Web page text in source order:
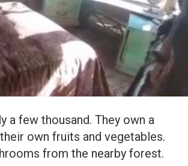
a few thousand. They own a
own fruits and vegetables.
from the nearby forest.